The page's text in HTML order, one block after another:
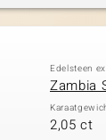
Edelsteen
Zambia
2,05 ct